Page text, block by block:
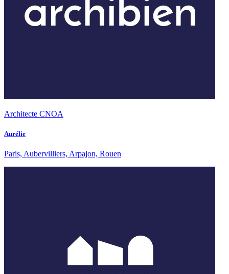
Architecte CNOA
Aurélie
Paris, Aubervilliers, Arpajon, Rouen